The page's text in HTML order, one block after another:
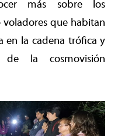
más sobre los
que habitan
en la cadena trófica y
la cosmovisión